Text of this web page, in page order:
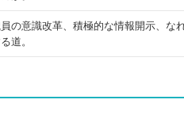
の意識改革、積極的な情報開示、
道。